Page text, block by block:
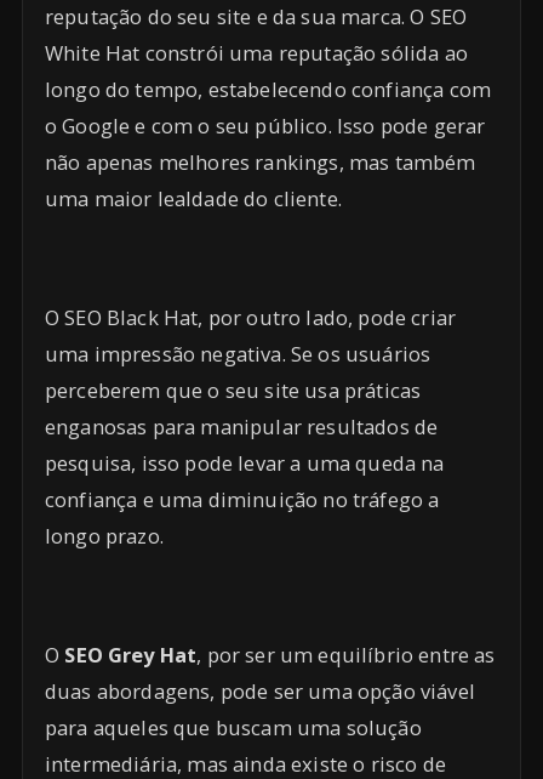
reputação do seu site e da sua marca. O SEO
White Hat constrói uma reputação sólida ao
longo do tempo, estabelecendo confiança com
o Google e com o seu público. Isso pode gerar
não apenas melhores rankings, mas também
uma maior lealdade do cliente.
O SEO Black Hat, por outro lado, pode criar
uma impressão negativa. Se os usuários
perceberem que o seu site usa práticas
enganosas para manipular resultados de
pesquisa, isso pode levar a uma queda na
confiança e uma diminuição no tráfego a
longo prazo.
O SEO Grey Hat, por ser um equilíbrio entre as
duas abordagens, pode ser uma opção viável
para aqueles que buscam uma solução
intermediária, mas ainda existe o risco de